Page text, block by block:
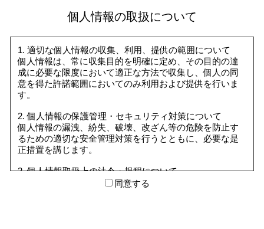
個人情報の取扱について
1. 適切な個人情報の収集、利用、提供の範囲について
個人情報は、常に収集目的を明確に定め、その目的の達
成に必要な限度において適正な方法で収集し、個人の同
意を得た許諾範囲においてのみ利用および提供を行いま
す。
2. 個人情報の保護管理・セキュリティ対策について
個人情報の漏洩、紛失、破壊、改ざん等の危険を防止す
るための適切な安全管理対策を行うとともに、必要な是
正措置を講じます。
3. 個人情報取扱上の法令・規程について
個人情報を取扱う業務の遂行にあたっては、個人情報の
同意する